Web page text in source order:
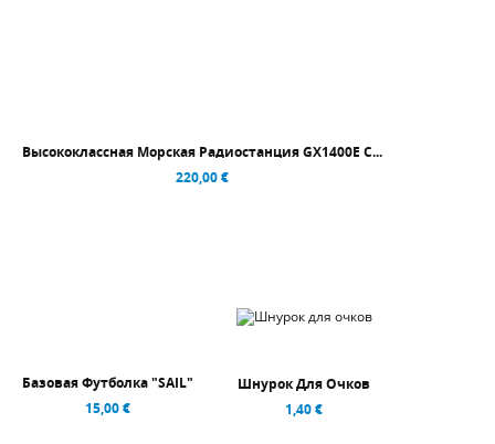
Высококлассная Морская Радиостанция GX1400E С...
220,00 €
Базовая Футболка "SAIL"
15,00 €
Шнурок Для Очков
1,40 €